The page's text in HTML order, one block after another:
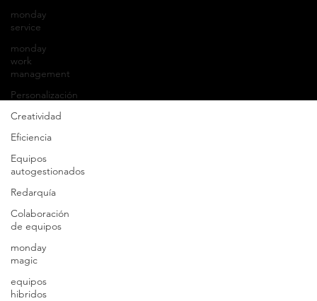
monday
service
monday
work
management
Personalización
Creatividad
Eficiencia
Equipos
autogestionados
Redarquía
Colaboración
de equipos
monday
magic
equipos
hibridos
Construcción, S.A. de C.V